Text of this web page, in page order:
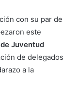
con su par de
este
Juventud
de delegados
a la